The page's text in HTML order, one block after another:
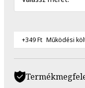
+349 Ft Működési